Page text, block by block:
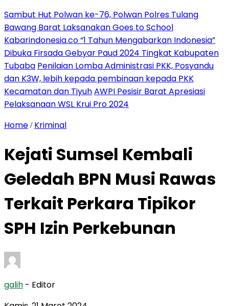
Sambut Hut Polwan ke-76, Polwan Polres Tulang
Bawang Barat Laksanakan Goes to School
Kabarindonesia.co “1 Tahun Mengabarkan Indonesia”
Dibuka Firsada Gebyar Paud 2024 Tingkat Kabupaten
Tubaba Penilaian Lomba Administrasi PKK, Posyandu
dan K3W, lebih kepada pembinaan kepada PKK
Kecamatan dan TiyuhAWPI Pesisir Barat Apresiasi
Pelaksanaan WSL Krui Pro 2024
Home / Kriminal
Kejati Sumsel Kembali
Geledah BPN Musi Rawas
Terkait Perkara Tipikor
SPH Izin Perkebunan
galih - Editor